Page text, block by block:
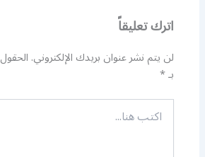
اترك تعليقاً
لن يتم نشر عنوان بريدك الإلكتروني.
بـ*
اكتب
هنا...